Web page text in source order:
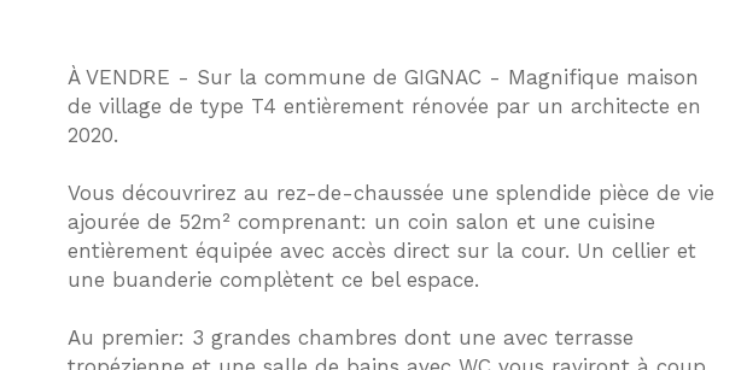
À VENDRE - Sur la commune de GIGNAC - Magnifique maison
de village de type T4 entièrement rénovée par un architecte en
2020.
Vous découvrirez au rez-de-chaussée une splendide pièce de vie
ajourée de 52m² comprenant: un coin salon et une cuisine
entièrement équipée avec accès direct sur la cour. Un cellier et
une buanderie complètent ce bel espace.
Au premier: 3 grandes chambres dont une avec terrasse